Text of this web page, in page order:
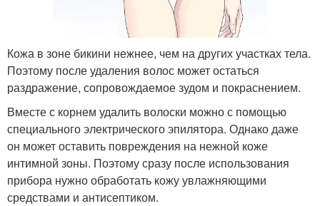
Кожа в зоне бикини нежнее, чем на других участках тела.
Поэтому после удаления волос может остаться
раздражение, сопровождаемое зудом и покраснением.
Вместе с корнем удалить волоски можно с помощью
специального электрического эпилятора. Однако даже
он может оставить повреждения на нежной коже
интимной зоны. Поэтому сразу после использования
прибора нужно обработать кожу увлажняющими
средствами и антисептиком.